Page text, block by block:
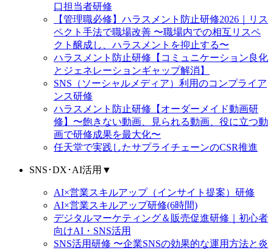
口担当者研修
【管理職必修】ハラスメント防止研修2026｜リス
ペクト手法で職場改善 〜職場内での相互リスペ
クト醸成し、ハラスメントを抑止する〜
ハラスメント防止研修【コミュニケーション良化
とジェネレーションギャップ解消】
SNS（ソーシャルメディア）利用のコンプライア
ンス研修
ハラスメント防止研修【オーダーメイド動画研
修】〜飽きない動画、見られる動画、役に立つ動
画で研修成果を最大化〜
任天堂で実践したサプライチェーンのCSR推進
SNS･DX･AI活用 ▼
AI×営業スキルアップ（インサイト提案）研修
AI×営業スキルアップ研修(6時間)
デジタルマーケティング＆販売促進研修｜初心者
向けAI・SNS活用
SNS活用研修 〜企業SNSの効果的な運用方法と炎